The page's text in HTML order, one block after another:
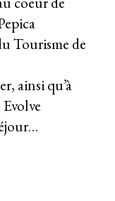
Tourisme de
ainsi qu’à